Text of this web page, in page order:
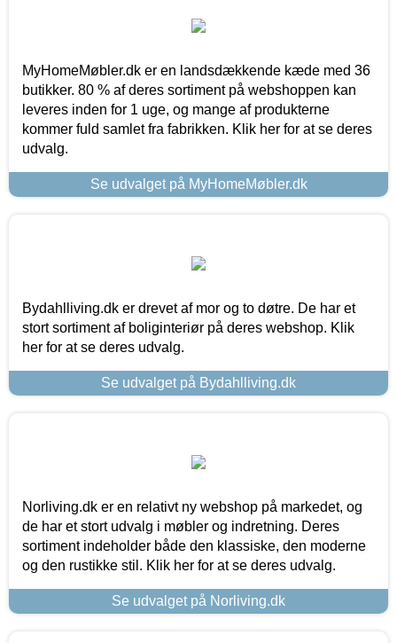
MyHomeMøbler.dk er en landsdækkende kæde med 36
butikker. 80 % af deres sortiment på webshoppen kan
leveres inden for 1 uge, og mange af produkterne
kommer fuld samlet fra fabrikken. Klik her for at se deres
udvalg.
Se udvalget på MyHomeMøbler.dk
Bydahlliving.dk er drevet af mor og to døtre. De har et
stort sortiment af boliginteriør på deres webshop. Klik
her for at se deres udvalg.
Se udvalget på Bydahlliving.dk
Norliving.dk er en relativt ny webshop på markedet, og
de har et stort udvalg i møbler og indretning. Deres
sortiment indeholder både den klassiske, den moderne
og den rustikke stil. Klik her for at se deres udvalg.
Se udvalget på Norliving.dk